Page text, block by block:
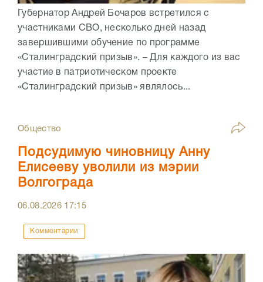
Губернатор Андрей Бочаров встретился с
участниками СВО, несколько дней назад
завершившими обучение по программе
«Сталинградский призыв». – Для каждого из вас
участие в патриотическом проекте
«Сталинградский призыв» являлось...
Общество
Подсудимую чиновницу Анну
Елисееву уволили из мэрии
Волгограда
06.08.2026 17:15
Комментарии